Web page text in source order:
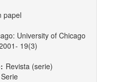
papel
University of Chicago
19(3)
Revista (serie)
Serie